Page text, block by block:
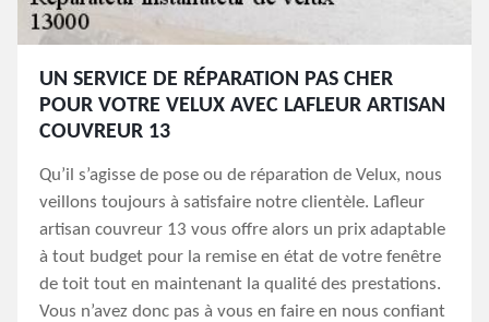
UN SERVICE DE RÉPARATION PAS CHER
POUR VOTRE VELUX AVEC LAFLEUR ARTISAN
COUVREUR 13
Qu’il s’agisse de pose ou de réparation de Velux, nous
veillons toujours à satisfaire notre clientèle. Lafleur
artisan couvreur 13 vous offre alors un prix adaptable
à tout budget pour la remise en état de votre fenêtre
de toit tout en maintenant la qualité des prestations.
Vous n’avez donc pas à vous en faire en nous confiant